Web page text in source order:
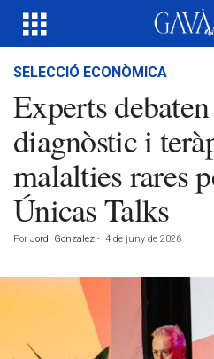
SELECCIÓ ECONÒMICA
Experts
diagnòstic i
malalties rares
Únicas Talks
Por Jordi González - 4 de juny de 2026